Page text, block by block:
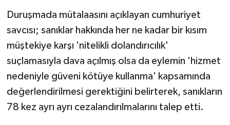
Duruşmada mütalaasını açıklayan cumhuriyet
savcısı; sanıklar hakkında her ne kadar bir kısım
müştekiye karşı 'nitelikli dolandırıcılık'
suçlamasıyla dava açılmış olsa da eylemin 'hizmet
nedeniyle güveni kötüye kullanma' kapsamında
değerlendirilmesi gerektiğini belirterek, sanıkların
78 kez ayrı ayrı cezalandırılmalarını talep etti.
Sağlık
SPOR HABERLERİ
TEKNOLOJİ